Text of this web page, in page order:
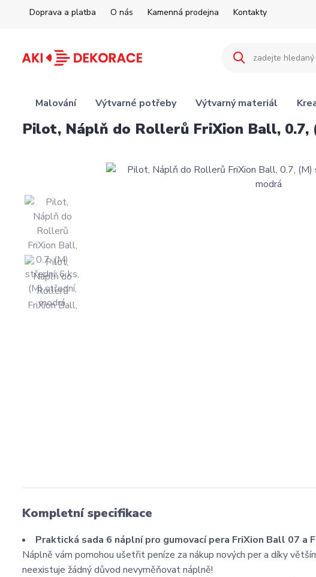
Doprava a platba O nás Kamenná prodejna Kontakty
Malování Výtvarné potřeby Výtvarný materiál
Pilot, Náplň do Rollerů FriXion Ball,
Kompletní specifikace
Praktická sada 6 náplní pro gumovací pera FriXion Ball 07 a
Náplně vám pomohou ušetřit peníze za nákup nových per a díky
neexistuje žádný důvod nevyměňovat náplně!